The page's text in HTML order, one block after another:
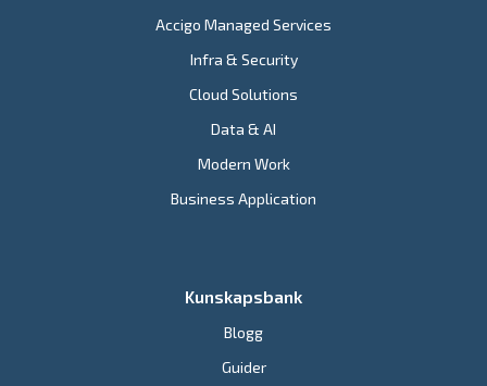
Accigo Managed Services
Infra & Security
Cloud Solutions
Data & AI
Modern Work
Business Application
Kunskapsbank
Blogg
Guider